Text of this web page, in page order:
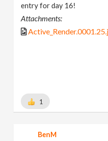
entry for day 16!
Attachments:
1
BenM